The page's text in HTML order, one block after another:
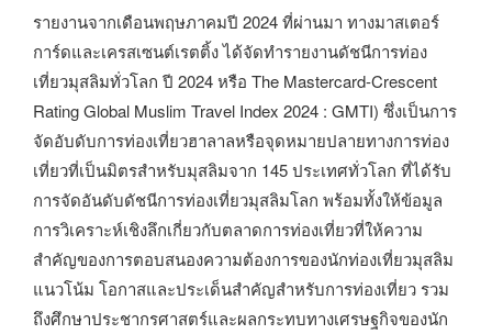
รายงานจากเดือนพฤษภาคมปี 2024 ที่ผ่านมา ทางมาสเตอร์
การ์ดและเครสเซนต์เรตติ้ง ได้จัดทำรายงานดัชนีการท่อง
เที่ยวมุสลิมทั่วโลก ปี 2024 หรือ The Mastercard-Crescent
Rating Global Muslim Travel Index 2024 : GMTI) ซึ่งเป็นการ
จัดอับดับการท่องเที่ยวฮาลาลหรือจุดหมายปลายทางการท่อง
เที่ยวที่เป็นมิตรสำหรับมุสลิมจาก 145 ประเทศทั่วโลก ที่ได้รับ
การจัดอันดับดัชนีการท่องเที่ยวมุสลิมโลก พร้อมทั้งให้ข้อมูล
การวิเคราะห์เชิงลึกเกี่ยวกับตลาดการท่องเที่ยวที่ให้ความ
สำคัญของการตอบสนองความต้องการของนักท่องเที่ยวมุสลิม
แนวโน้ม โอกาสและประเด็นสำคัญสำหรับการท่องเที่ยว รวม
ถึงศึกษาประชากรศาสตร์และผลกระทบทางเศรษฐกิจของนัก